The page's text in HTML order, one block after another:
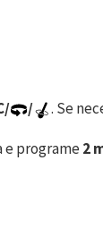
/
. Se
e programe2